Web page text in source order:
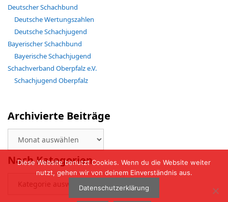
Deutscher Schachbund
Deutsche Wertungszahlen
Deutsche Schachjugend
Bayerischer Schachbund
Bayerische Schachjugend
Schachverband Oberpfalz e.V.
Schachjugend Oberpfalz
Archivierte Beiträge
Beiträge
Nach Kategorien
Kategorien
Diese Website benutzt Cookies. Wenn du die Website weiter
nutzt, gehen wir von deinem Einverständnis aus.
Datenschutzerklärung